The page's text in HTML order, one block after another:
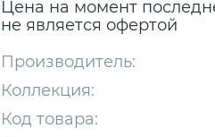
Цена на момент
не является офертой
Производитель:
Коллекция:
Код товара: